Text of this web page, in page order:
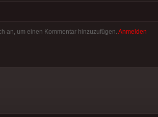
an, um einen Kommentar hinzuzufügen. Anmelden